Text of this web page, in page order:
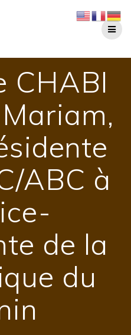
CHABI
ABC à
de la
du